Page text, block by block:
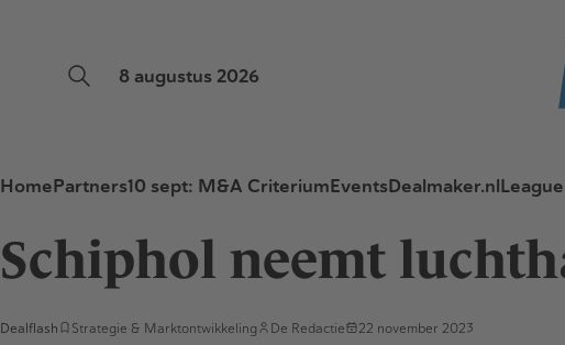
8 augustus 2026
HomePartners10 sept: M&A CriteriumEventsDealmaker.nl
Schiphol neemt
Dealflash Strategie & Marktontwikkeling De Redactie 22 november 2023